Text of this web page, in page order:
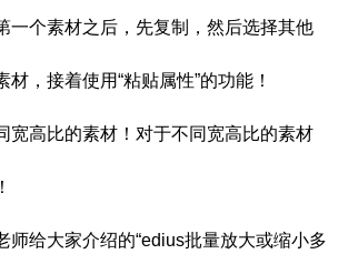
一个素材之后，先复制，然后选择其他
，接着使用“粘贴属性”的功能！
宽高比的素材！对于不同宽高比的素材
师给大家介绍的“edius批量放大或缩小多